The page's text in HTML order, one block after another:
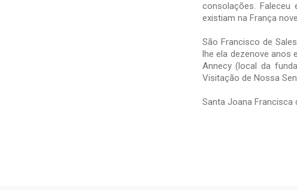
consolações.
existiam na França
São Francisco de
lhe ela dezenove anos
Annecy (local da
Visitação de Nossa
Santa Joana Francisca